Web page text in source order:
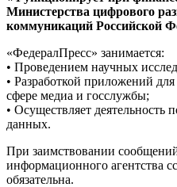
Министерства цифрового
коммуникаций Российской
«ФедералПресс» занимается:
• Проведением научных
• Разработкой приложений
сфере медиа и госслужбы;
• Осуществляет деятельность
данных.
При заимствовании
информационного агентства
обязательна.